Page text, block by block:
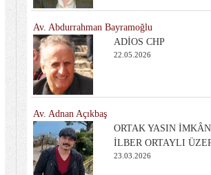
Av. Abdurrahman Bayramoğlu
ADİOS CHP
22.05.2026
Av. Adnan Açıkbaş
ORTAK YASIN
İLBER ORTAYLI
23.03.2026